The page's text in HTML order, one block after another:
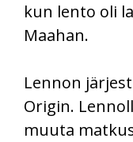
kun lento oli
Maahan.
Lennon
Origin.
muuta